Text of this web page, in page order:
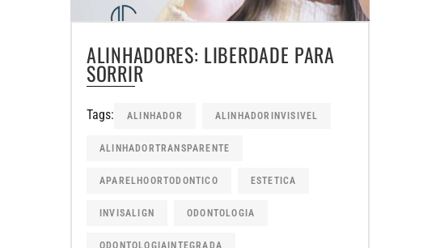
ALINHADORES: LIBERDADE PARA
SORRIR
Tags: ALINHADOR ALINHADORINVISIVEL
ALINHADORTRANSPARENTE
APARELHOORTODONTICO ESTETICA
INVISALIGN ODONTOLOGIA
ODONTOLOGIAINTEGRADA